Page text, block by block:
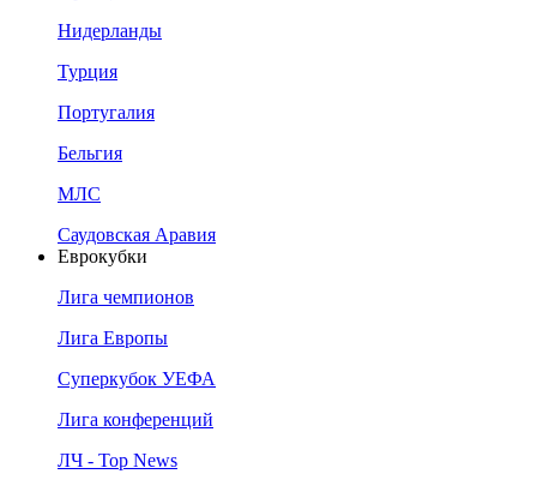
Нидерланды
Турция
Португалия
Бельгия
МЛС
Саудовская Аравия
Еврокубки
Лига чемпионов
Лига Европы
Суперкубок УЕФА
Лига конференций
ЛЧ - Top News